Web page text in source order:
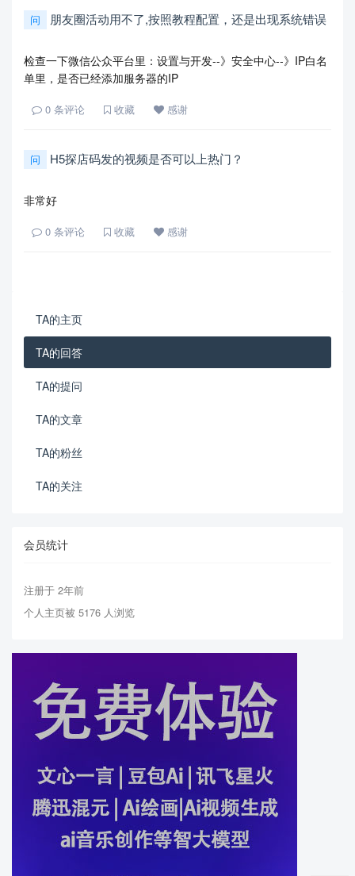
问 朋友圈活动用不了,按照教程配置，还是出现系统错误
检查一下微信公众平台里：设置与开发--》安全中心--》IP白名
单里，是否已经添加服务器的IP
0 条评论 收藏 感谢
问 H5探店码发的视频是否可以上热门？
非常好
0 条评论 收藏 感谢
TA的主页
TA的回答
TA的提问
TA的文章
TA的粉丝
TA的关注
会员统计
注册于 2年前
个人主页被 5176 人浏览